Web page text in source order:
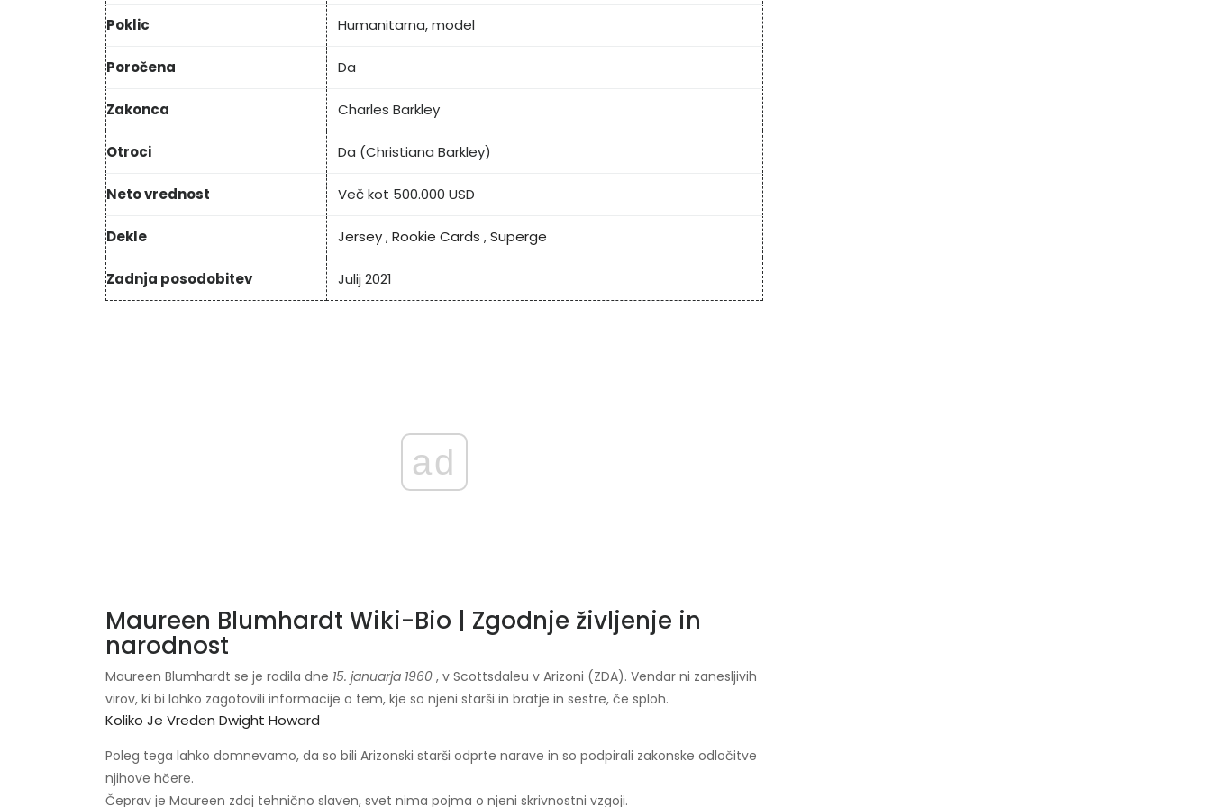
Poklic Humanitarna, model
Poročena Da
Zakonca Charles Barkley
Otroci Da (Christiana Barkley)
Neto vrednost Več kot 500.000 USD
Dekle Jersey,Rookie Cards ,Superge
Zadnja posodobitev Julij 2021
ad
Maureen Blumhardt Wiki-Bio | Zgodnje življenje in
narodnost
Maureen Blumhardt se je rodila dne 15. januarja 1960 , v Scottsdaleu v Arizoni (ZDA). Vendar ni zanesljivih
virov, ki bi lahko zagotovili informacije o tem, kje so njeni starši in bratje in sestre, če sploh.
Koliko Je Vreden Dwight Howard
Poleg tega lahko domnevamo, da so bili Arizonski starši odprte narave in so podpirali zakonske odločitve
njihove hčere.
Čeprav je Maureen zdaj tehnično slaven, svet nima pojma o njeni skrivnostni vzgoji.